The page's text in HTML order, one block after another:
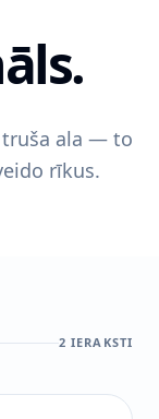
truša ala — to
rīkus.
2 IERAKSTI